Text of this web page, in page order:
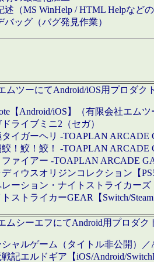
述（MS WinHelp / HTML Helpなど
ッグ（バグ発見作業）
ムツーにてAndroid/iOS用プロダ
【Android/iOS】（有限会社エムツ
ドライブミニ2（セガ）
タイガーヘリ -TOAPLAN ARCADE
！鮫！鮫！ -TOAPLAN ARCADE
ファイアー -TOAPLAN ARCADE
ィウスオリジンコレクション【
レーション・ナイトストライカーズ
ストライカーGEAR【Switch/
ムシーエフにてAndroid用プロダ
シャルゲーム（タイトル非公開）
記エルドギア【iOS/Android/